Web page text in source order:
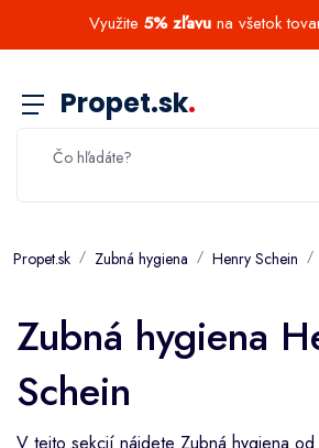
Využite 5% zľavuna všetok
Propet.sk.
Propet.sk Zubná hygiena Henry Schein
Zubná hygiena
Schein